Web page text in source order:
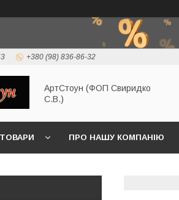
+380 (98) 836-86-32
АртСтоун (ФОП Свиридко
С.В.)
ТОВАРИ ПРО НАШУ КОМПАНІЮ